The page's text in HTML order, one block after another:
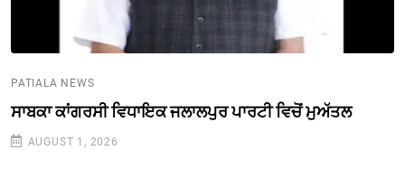
PATIALA NEWS
ਸਾਬਕਾ ਕਾਂਗਰਸੀ ਵਿਧਾਇਕ ਜਲਾਲਪੁਰ ਪਾਰਟੀ ਵਿਚੋਂ ਮੁਅੱਤਲ
AUGUST 1, 2026